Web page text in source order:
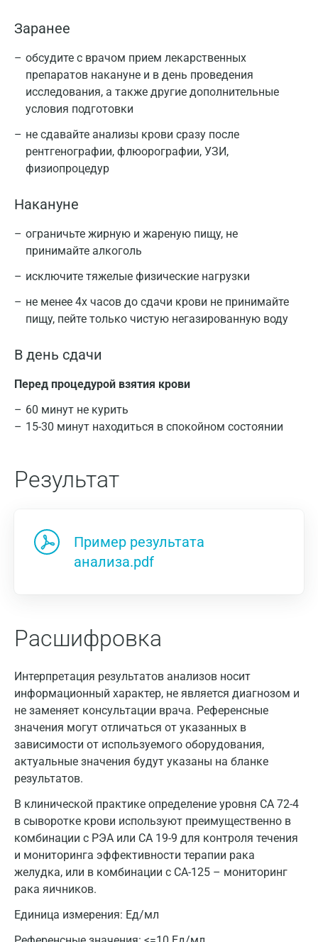
Заранее
обсудите с врачом прием лекарственных
препаратов накануне и в день проведения
исследования, а также другие дополнительные
условия подготовки
не сдавайте анализы крови сразу после
рентгенографии, флюорографии, УЗИ,
физиопроцедур
Накануне
ограничьте жирную и жареную пищу, не
принимайте алкоголь
исключите тяжелые физические нагрузки
не менее 4х часов до сдачи крови не принимайте
пищу, пейте только чистую негазированную воду
В день сдачи
Перед процедурой взятия крови
60 минут не курить
15-30 минут находиться в спокойном состоянии
Результат
Пример результата
анализа.pdf
Расшифровка
Интерпретация результатов анализов носит
информационный характер, не является диагнозом и
не заменяет консультации врача. Референсные
значения могут отличаться от указанных в
зависимости от используемого оборудования,
актуальные значения будут указаны на бланке
результатов.
В клинической практике определение уровня CA 72-4
в сыворотке крови используют преимущественно в
комбинации с РЭА или СА 19-9 для контроля течения
и мониторинга эффективности терапии рака
желудка, или в комбинации с СА-125 – мониторинг
рака яичников.
Единица измерения: Ед/мл